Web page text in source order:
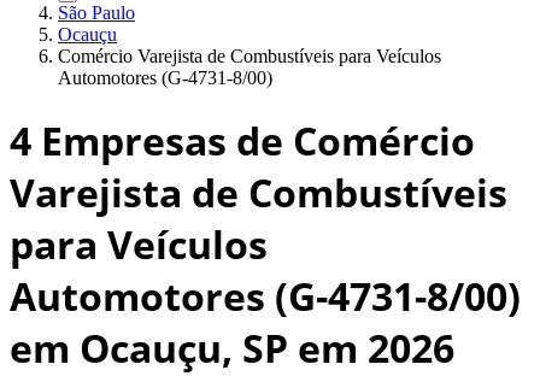
São Paulo
Ocauçu
Comércio Varejista de Combustíveis para Veículos
Automotores (G-4731-8/00)
4 Empresas de Comércio
Varejista de Combustíveis
para Veículos
Automotores (G-4731-8/00)
em Ocauçu, SP em 2026